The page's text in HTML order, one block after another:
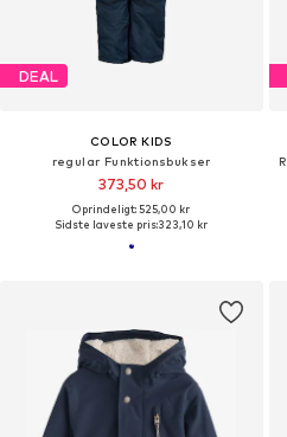
DEAL
COLOR KIDS
regular Funktionsbukser
373,50 kr
Oprindeligt: 525,00 kr
Sidste laveste pris:323,10 kr